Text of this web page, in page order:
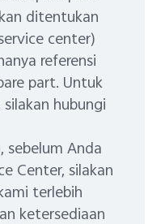
ditentukan
center)
referensi
part. Untuk
hubungi
sebelum Anda
Center, silakan
terlebih
ketersediaan